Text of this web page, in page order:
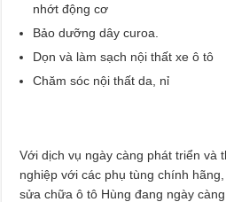
nhớt động cơ
Bảo dưỡng dây curoa.
Dọn và làm sạch nội thất xe ô tô
Chăm sóc nội thất da, nỉ
Với dịch vụ ngày càng phát triển và
nghiệp với các phụ tùng chính
sửa chữa ô tô Hùng đang ngày